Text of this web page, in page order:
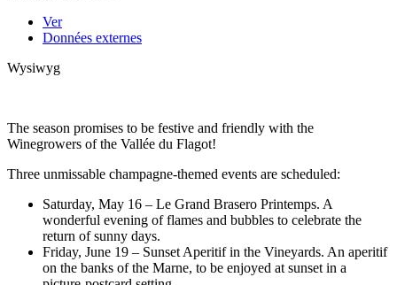
Ver
Données externes
Wysiwyg
The season promises to be festive and friendly with the
Winegrowers of the Vallée du Flagot!
Three unmissable champagne-themed events are scheduled:
Saturday, May 16 – Le Grand Brasero Printemps. A
wonderful evening of flames and bubbles to celebrate the
return of sunny days.
Friday, June 19 – Sunset Aperitif in the Vineyards. An aperitif
on the banks of the Marne, to be enjoyed at sunset in a